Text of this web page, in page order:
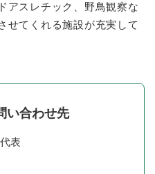
アスレチック、野鳥観察な
せてくれる施設が充実して
い合わせ先
代表